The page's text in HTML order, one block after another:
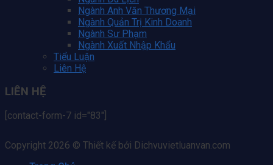
Ngành Anh Văn Thương Mại
Ngành Quản Trị Kinh Doanh
Ngành Sư Phạm
Ngành Xuất Nhập Khẩu
Tiểu Luận
Liên Hệ
LIÊN HỆ
[contact-form-7 id="83"]
Copyright 2026 © Thiết kế bởi Dichvuvietluanvan.com